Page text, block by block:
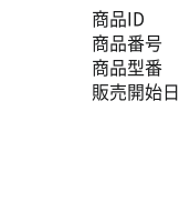
商品ID
商品番号
商品型番
販売開始日